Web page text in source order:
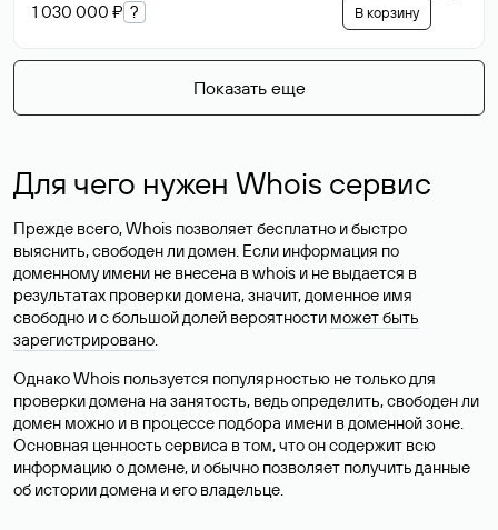
1 030 000 ₽ ? В корзину
Показать еще
Для чего нужен Whois сервис
Прежде всего, Whois позволяет бесплатно и быстро
выяснить, свободен ли домен. Если информация по
доменному имени не внесена в whois и не выдается в
результатах проверки домена, значит, доменное имя
свободно и с большой долей вероятности может быть
зарегистрировано.
Однако Whois пользуется популярностью не только для
проверки домена на занятость, ведь определить, свободен ли
домен можно и в процессе подбора имени в доменной зоне.
Основная ценность сервиса в том, что он содержит всю
информацию о домене, и обычно позволяет получить данные
об истории домена и его владельце.